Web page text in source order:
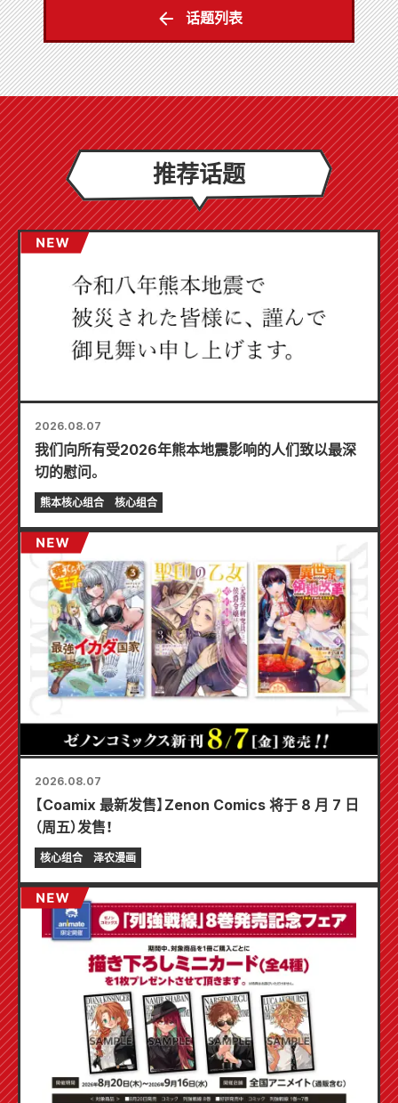
话题列表
推荐话题
2026.08.07
我们向所有受2026年熊本地震影响的人们致以最深
切的慰问。
熊本核心组合 核心组合
2026.08.07
【Coamix 最新发售】Zenon Comics 将于 8 月 7 日
（周五）发售！
核心组合 泽农漫画